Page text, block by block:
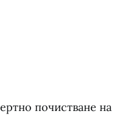
почистване на